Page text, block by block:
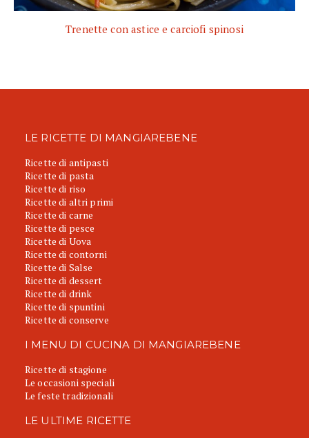
Trenette con astice e carciofi spinosi
LE RICETTE DI MANGIAREBENE
Ricette di antipasti
Ricette di pasta
Ricette di riso
Ricette di altri primi
Ricette di carne
Ricette di pesce
Ricette di Uova
Ricette di contorni
Ricette di Salse
Ricette di dessert
Ricette di drink
Ricette di spuntini
Ricette di conserve
I MENU DI CUCINA DI MANGIAREBENE
Ricette di stagione
Le occasioni speciali
Le feste tradizionali
LE ULTIME RICETTE